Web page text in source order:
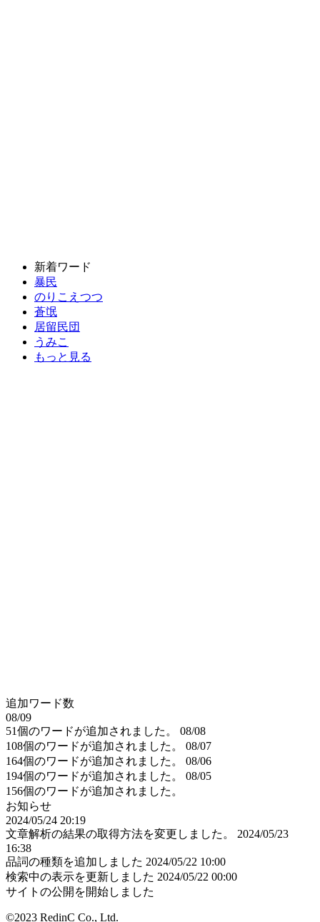
新着ワード
暴民
のりこえつつ
蒼氓
居留民団
うみこ
もっと見る
追加ワード数
08/09
51個のワードが追加されました。
08/08
108個のワードが追加されました。
08/07
164個のワードが追加されました。
08/06
194個のワードが追加されました。
08/05
156個のワードが追加されました。
お知らせ
2024/05/24 20:19
文章解析の結果の取得方法を変更しました。
2024/05/23
16:38
品詞の種類を追加しました 2024/05/22 10:00
検索中の表示を更新しました 2024/05/22 00:00
サイトの公開を開始しました
©2023 RedinC Co., Ltd.